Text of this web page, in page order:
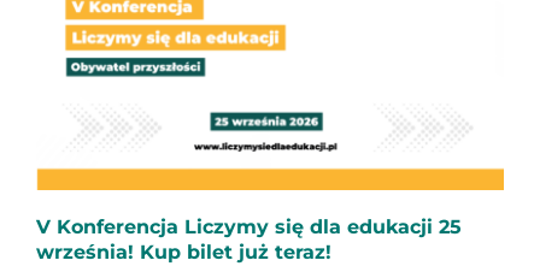
V Konferencja Liczymy się dla edukacji 25
września! Kup bilet już teraz!